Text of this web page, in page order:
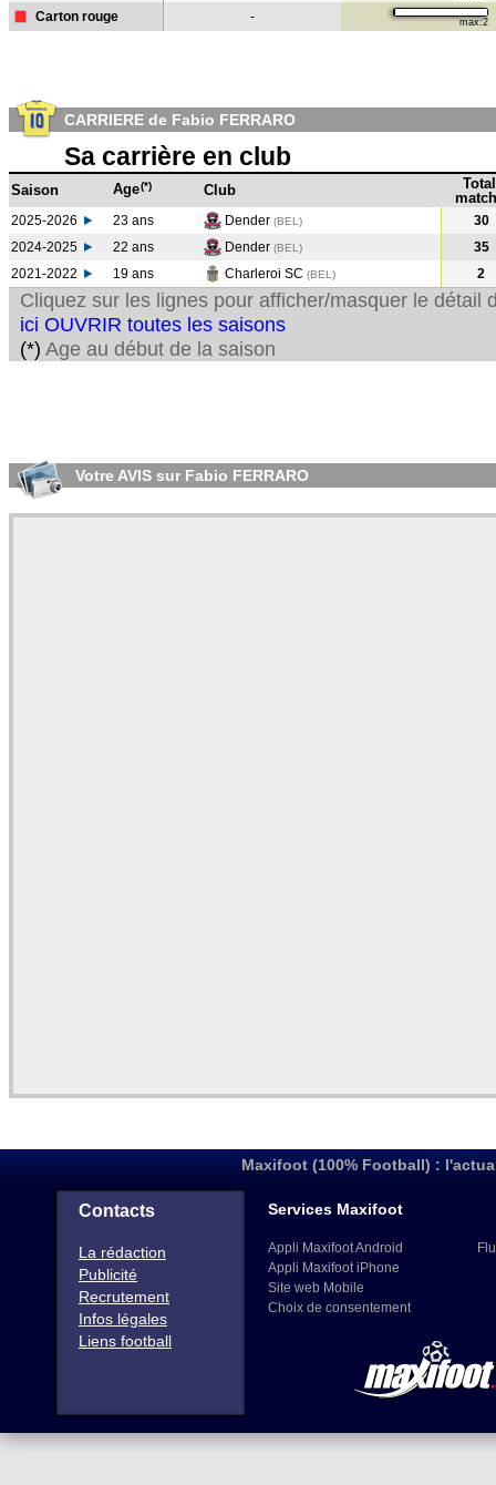
Carton rouge - max:2
CARRIERE de Fabio FERRARO
Sa carrière en club
Saison Age(*) Club
Total
2025-2026 23 ans Dender (BEL)
30
2024-2025
22 ans Dender (BEL )
35
2021-2022
19 ans Charleroi SC (BEL ) 2
Cliquez sur les lignes pour afficher/masquer le détail
ici OUVRIR toutes les saisons
(*) Age au début de la saison
Votre AVIS sur Fabio FERRARO
Maxifoot (100% Football) :
Contacts
La rédaction
Publicité
Recrutement
Infos légales
Liens football
Services Maxifoot
Appli Maxifoot Android
Appli Maxifoot iPhone
Site web Mobile
Choix de consentement